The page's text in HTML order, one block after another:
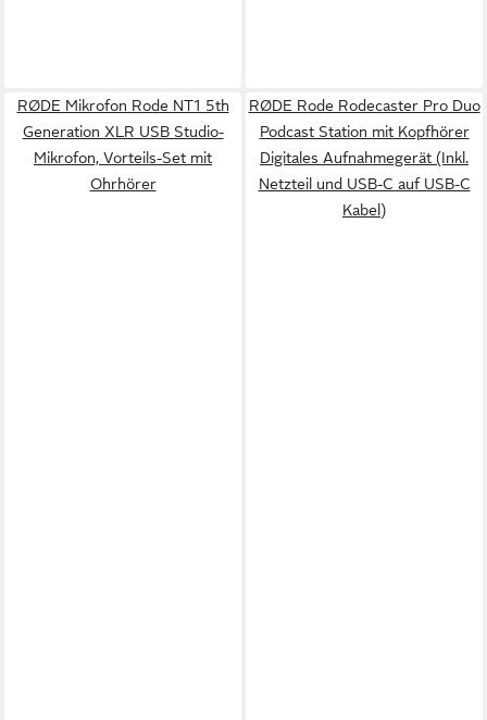
RØDE Mikrofon Rode NT1 5th
Generation XLR USB Studio-
Mikrofon, Vorteils-Set mit
Ohrhörer
RØDE Rode Rodecaster Pro Duo
Podcast Station mit Kopfhörer
Digitales Aufnahmegerät (Inkl.
Netzteil und USB-C auf USB-C
Kabel)